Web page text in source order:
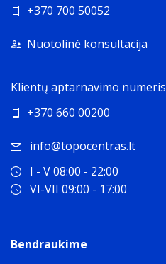
+370 700 50052
Nuotolinė konsultacija
Klientų aptarnavimo numeris
+370 660 00200
info@topocentras.lt
I - V 08:00 - 22:00
VI-VII 09:00 - 17:00
Bendraukime